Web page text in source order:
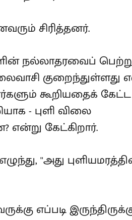
சிரித்தனர்.
நல்லாதரவைப்
குறைந்துள்ளது
கூறியதைக் கேட்ட
- புளி விலை
என்று கேட்கிறார்.
''அது
எப்படி